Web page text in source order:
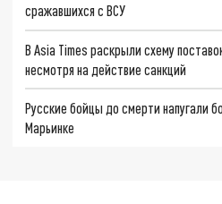
сражавшихся с ВСУ
В Asia Times раскрыли схему
несмотря на действие санкций
Русские бойцы до смерти напугали
Марьинке